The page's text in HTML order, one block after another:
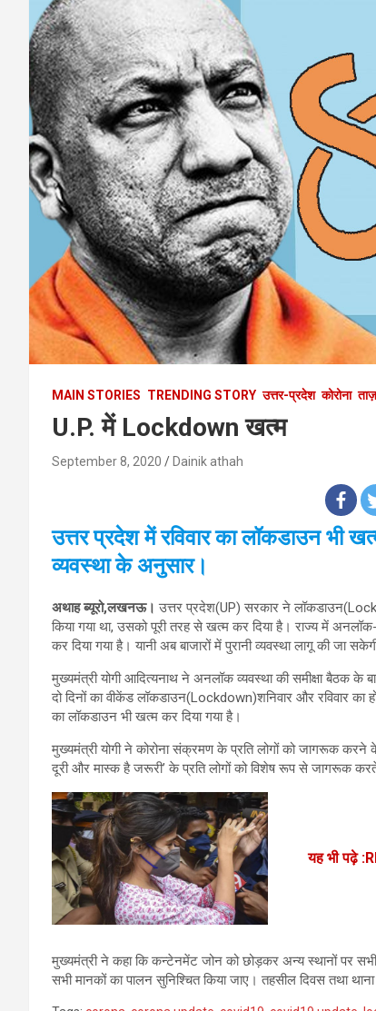
MAIN STORIES TRENDING STORY उत्तर-प्रदेश कोरोना
U.P. में Lockdown खत्म
September 8, 2020 Dainik athah
उत्तर प्रदेश में रव‍िवार का लॉकडाउन भी
व्यवस्था के अनुसार।
अथाह ब्यूरो,लखनऊ। उत्तर प्रदेश(UP) सरकार ने
किया गया था, उसको पूरी तरह से खत्म कर दिया है। राज्य में अनलॉक-
कर दिया गया है। यानी अब बाजारों में पुरानी व्यवस्था लागू की जा
मुख्यमंत्री योगी आदित्यनाथ ने अनलॉक व्यवस्था की समीक्षा बैठक के
दो दिनों का वीकेंड लॉकडाउन(Lockdown)शनिवार और रविवार का
का लॉकडाउन भी खत्म कर दिया गया है।
मुख्यमंत्री योगी ने कोरोना संक्रमण के प्रति लोगों को जागरूक करने के
दूरी और मास्क है जरूरी’ के प्रति लोगों को विशेष रूप से जागरूक करते
यह भी पढ़े
मुख्यमंत्री ने कहा कि कन्टेनमेंट जोन को छोड़कर अन्य स्थानों पर
सभी मानकों का पालन सुनिश्चित किया जाए। तहसील दिवस तथा